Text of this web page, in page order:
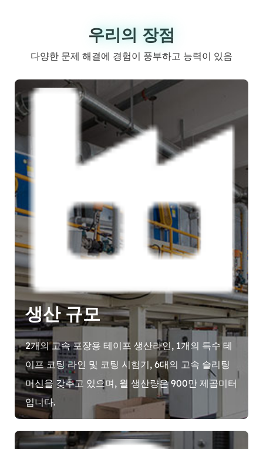
우리의 장점
우리의 장점
다양한 문제 해결에 경험이 풍부하고 능력이 있음
생산 규모
2개의 고속 포장용 테이프 생산라인, 1개의 특수 테
이프 코팅 라인 및 코팅 시험기, 6대의 고속 슬리팅
머신을 갖추고 있으며, 월 생산량은 900만 제곱미터
입니다.